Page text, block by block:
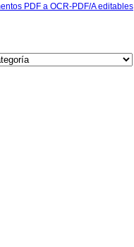
PDF a OCR-PDF/A editables